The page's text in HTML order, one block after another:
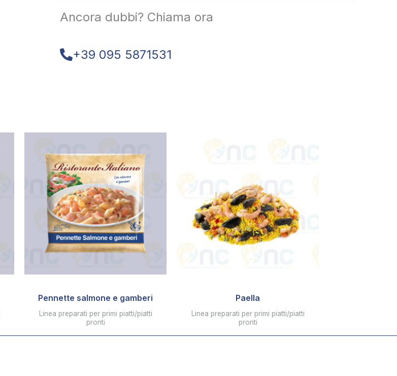
Ancora dubbi? Chiama ora
+39 095 5871531
Pennette salmone e gamberi
Linea preparati per primi piatti/piatti
pronti
Paella
Linea preparati per primi piatti/piatti
pronti